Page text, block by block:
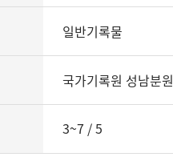
일반기록물
국가기록원 성남분원
3~7 / 5